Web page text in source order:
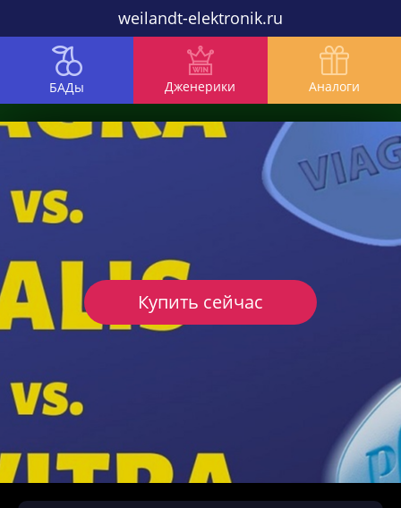
weilandt-elektronik.ru
БАДы Дженерики Аналоги
Купить сейчас